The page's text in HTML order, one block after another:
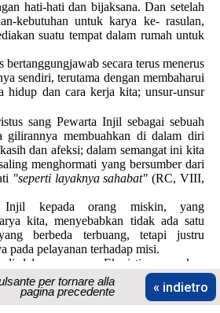
hati-hati dan bijaksana. Dan setelah
kebutuhan untuk karya ke- rasulan,
suatu tempat dalam rumah untuk
secara terus menerus
sendiri, terutama dengan membaharui
hidup dan cara kerja kita; unsur-unsur
sang Pewarta Injil sebagai sebuah
gilirannya membuahkan di dalam diri
dan afeksi; dalam semangat ini kita
menghormati yang bersumber dari
"seperti layaknya sahabat"(RC, VIII,
Injil kepada orang miskin, yang
kita, menyebabkan tidak ada satu
berbeda terbuang, tetapi justru
pada pelayanan terhadap misi.
di dalam perayaan Ekaristi, merupakan
hidup kom- unitas, dan hidup kerasulan
bersama atas harta benda kita,
per tornare alla
pagina precedente
« indietro